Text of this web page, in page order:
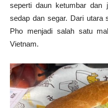
seperti daun ketumbar dan
sedap dan segar. Dari utara
Pho menjadi salah satu
Vietnam.